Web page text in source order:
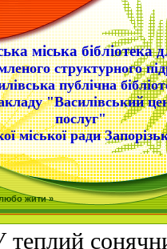
міська бібліотека
структурного
публічна
"Василівський
послуг"
міської ради
жити »
теплий